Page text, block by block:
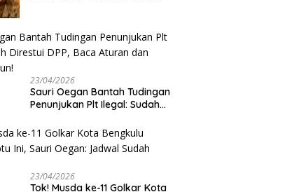
23/04/2026
Sauri Oegan Bantah Tudingan
Penunjukan Plt Ilegal: Sudah
Jangan Asbun!
23/04/2026
‎Tok! Musda ke-11 Golkar Kota